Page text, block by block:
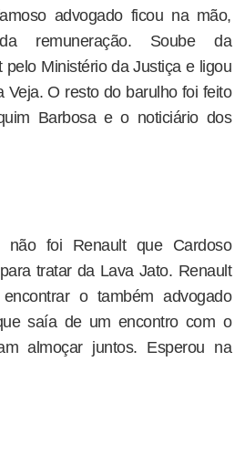
advogado ficou na mão,
remuneração. Soube da
pelo Ministério da Justiça e ligou
Veja. O resto do barulho foi feito
Barbosa e o noticiário dos
foi Renault que Cardoso
tratar da Lava Jato. Renault
o também advogado
saía de um encontro com o
almoçar juntos. Esperou na